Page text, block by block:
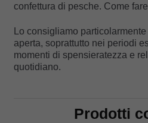
confettura di pesche. Come
Lo consigliamo
aperta, soprattutto nei periodi
momenti di spensieratezza e
quotidiano.
Prodotti